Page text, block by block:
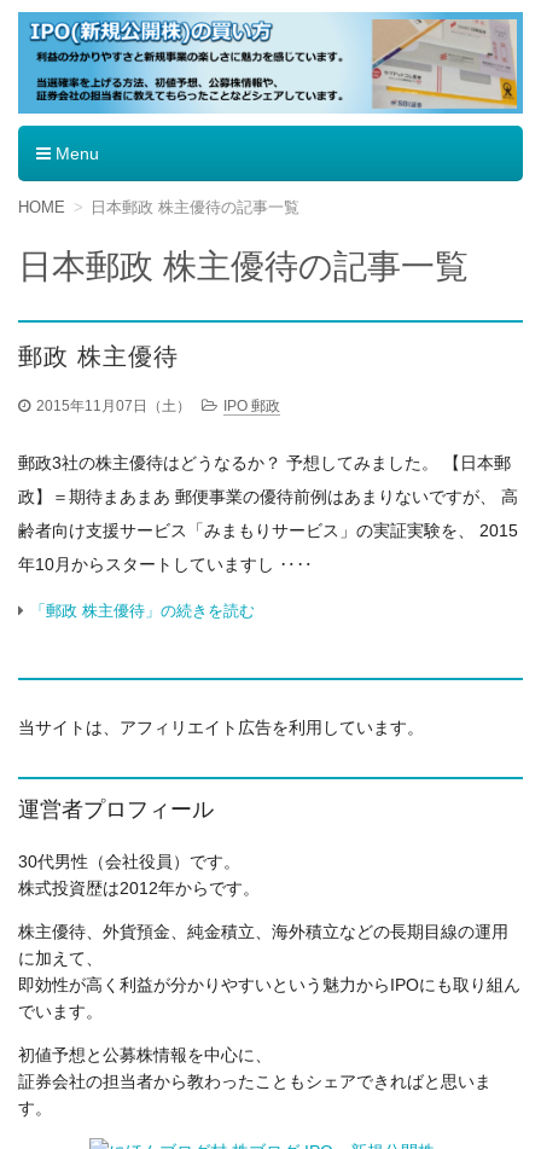
IPO（新規公開株）の買い方
Menu
コ
テ
ン
へ
移
動
HOME 日本郵政 株主優待の記事一覧
日本郵政 株主優待の記事一覧
郵政 株主優待
2015年11月07日（土） IPO 郵政
郵政3社の株主優待はどうなるか？ 予想してみました。 【日本郵
政】＝期待まあまあ 郵便事業の優待前例はあまりないですが、 高
齢者向け支援サービス「みまもりサービス」の実証実験を、 2015
年10月からスタートしていますし ‥‥
「郵政 株主優待」の続きを読む
当サイトは、アフィリエイト広告を利用しています。
運営者プロフィール
30代男性（会社役員）です。
株式投資歴は2012年からです。
株主優待、外貨預金、純金積立、海外積立などの長期目線の運用
に加えて、
即効性が高く利益が分かりやすいという魅力からIPOにも取り組ん
でいます。
初値予想と公募株情報を中心に、
証券会社の担当者から教わったこともシェアできればと思いま
す。